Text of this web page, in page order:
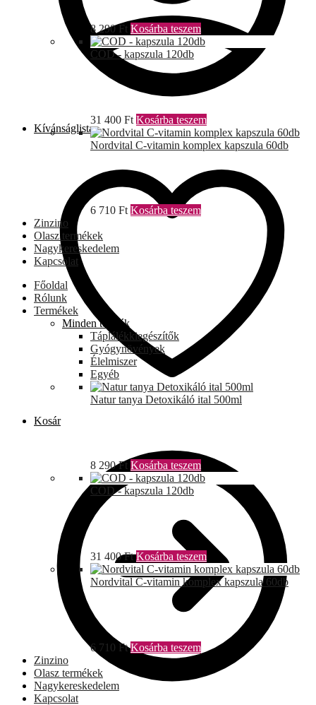
Kívánságlista
Kosár
8 290Ft Kosárba teszem
COD - kapszula 120db
31 400 Ft Kosárba teszem
Nordvital C-vitamin komplex kapszula 60db
6 710 Ft Kosárba teszem
Zinzino
Olasz termékek
Nagykereskedelem
Kapcsolat
Főoldal
Rólunk
Termékek
Minden termék
Táplálékkiegészítők
Gyógynövények
Élelmiszer
Egyéb
Natur tanya Detoxikáló ital 500ml
8 290Ft Kosárba teszem
COD - kapszula 120db
31 400Ft Kosárba teszem
Nordvital C-vitamin komplex kapszula 60db
6 710 Ft Kosárba teszem
Zinzino
Olasz termékek
Nagykereskedelem
Kapcsolat